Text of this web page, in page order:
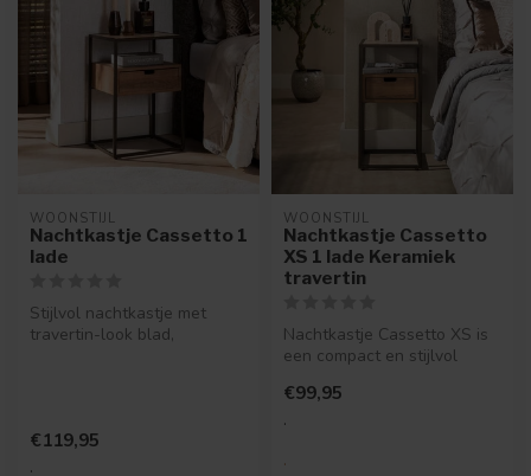
WOONSTIJL
Nachtkastje Cassetto 1
lade
Stijlvol nachtkastje met
travertin-look blad,
€119,95
.
WOONSTIJL
Nachtkastje Cassetto
XS 1 lade Keramiek
travertin
Nachtkastje Cassetto XS is
een compact en stijlvol
me...
€99,95
.
.